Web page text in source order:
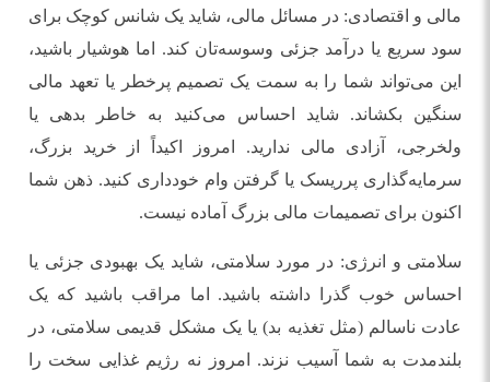
مالی و اقتصادی: در مسائل مالی، شاید یک شانس کوچک برای
سود سریع یا درآمد جزئی وسوسه‌تان کند. اما هوشیار باشید،
این می‌تواند شما را به سمت یک تصمیم پرخطر یا تعهد مالی
سنگین بکشاند. شاید احساس می‌کنید به خاطر بدهی یا
ولخرجی، آزادی مالی ندارید. امروز اکیداً از خرید بزرگ،
سرمایه‌گذاری پرریسک یا گرفتن وام خودداری کنید. ذهن شما
اکنون برای تصمیمات مالی بزرگ آماده نیست.
سلامتی و انرژی: در مورد سلامتی، شاید یک بهبودی جزئی یا
احساس خوب گذرا داشته باشید. اما مراقب باشید که یک
عادت ناسالم (مثل تغذیه بد) یا یک مشکل قدیمی سلامتی، در
بلندمدت به شما آسیب نزند. امروز نه رژیم غذایی سخت را